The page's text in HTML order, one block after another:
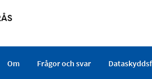
Om Frågor och svar